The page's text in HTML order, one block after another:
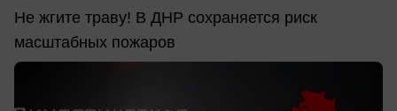
Не жгите траву! В ДНР сохраняется риск
масштабных пожаров